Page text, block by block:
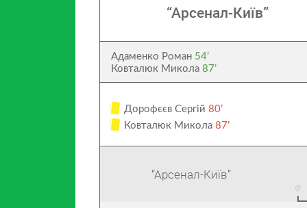
“Арсенал-Київ”
Адаменко Роман 54’
Ковталюк Микола87’
Дорофєєв Сергій 80’
Ковталюк Микола 87’
“Арсенал-Київ”